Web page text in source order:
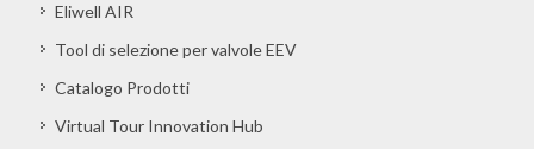
Eliwell AIR
Tool di selezione per valvole EEV
Catalogo Prodotti
Virtual Tour Innovation Hub